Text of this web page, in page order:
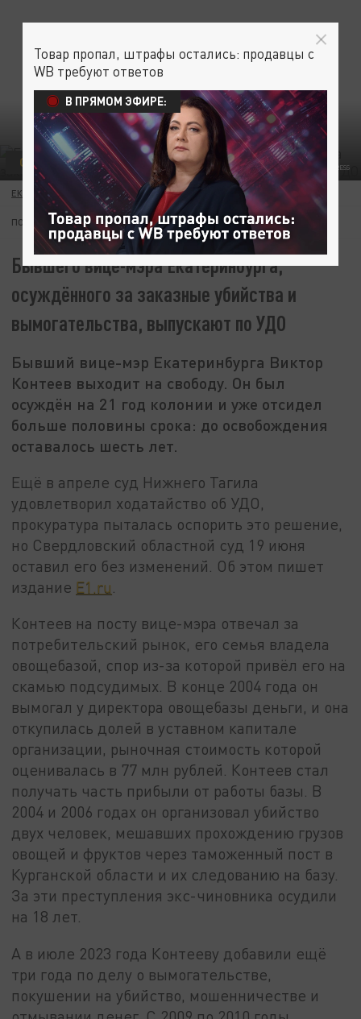
СВЕТЛАНА ВОЗМИЛОВА/GLOBAL LOOK PRESS
ОБЩЕСТВО
ЕКАТЕРИНА ЧИЧУРИНА 19 ИЮНЯ 19:11
ПОДПИШИТЕСЬ:
Бывшего вице-мэра Екатеринбурга,
осуждённого за заказные убийства и
вымогательства, выпускают по УДО
Бывший вице-мэр Екатеринбурга Виктор
Контеев выходит на свободу. Он был
осуждён на 21 год колонии и уже отсидел
больше половины срока: до освобождения
оставалось шесть лет.
Ещё в апреле суд Нижнего Тагила
удовлетворил ходатайство об УДО,
прокуратура пыталась оспорить это решение,
но Свердловский областной суд 19 июня
оставил его без изменений. Об этом пишет
издание E1.ru
Контеев на посту вице-мэра отвечал за
потребительский рынок, его семья владела
овощебазой, спор из-за которой привёл его на
скамью подсудимых. В конце 2004 года он
вымогал у директора овощебазы деньги, и она
откупилась долей в уставном капитале
организации, рыночная стоимость которой
оценивалась в 77 млн рублей. Контеев стал
получать часть прибыли от работы базы. В
2004 и 2006 годах он организовал убийство
двух человек, мешавших прохождению грузов
овощей и фруктов через таможенный пост в
Курганской области и их следованию на базу.
За эти преступления экс-чиновника осудили
на 18 лет.
А в июле 2023 года Контееву добавили ещё
три года по делу о вымогательстве,
покушении на убийство, мошенничестве и
Товар пропал, штрафы остались: продавцы с
WB требуют ответов
В ПРЯМОМ ЭФИРЕ: